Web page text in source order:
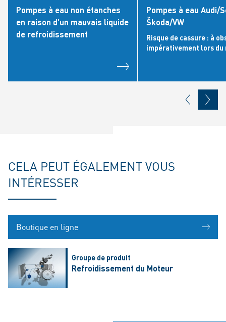
Pompes à eau non étanches
en raison d’un mauvais liquide
de refroidissement
Pompes à eau Audi/
Škoda/VW
Risque de cassure : à
impérativement lors du
CELA PEUT ÉGALEMENT VOUS
INTÉRESSER
Boutique en ligne
Groupe de produit
Refroidissement du Moteur